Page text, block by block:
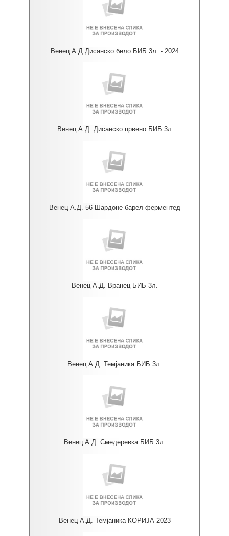
Венец А.Д Дисанско бело БИБ 3л. - 2024
Венец А.Д. Дисанско црвено БИБ 3л
Венец А.Д. 56 Шардоне барел ферментед
Венец А.Д. Вранец БИБ 3л.
Венец А.Д. Темјаника БИБ 3л.
Венец А.Д. Смедеревка БИБ 3л.
Венец А.Д. Темјаника КОРИЈА 2023